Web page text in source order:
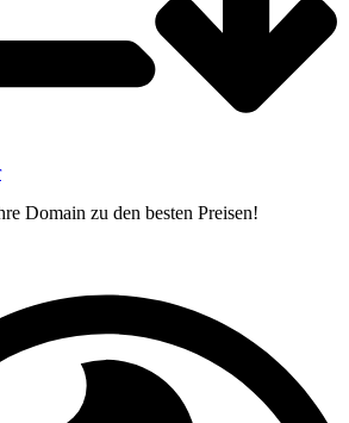
Domain zu den besten Preisen!